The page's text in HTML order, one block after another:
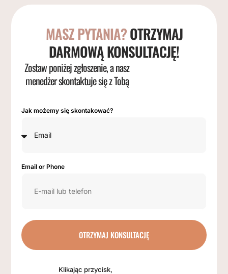
MASZ PYTANIA?OTRZYMAJ
DARMOWĄ KONSULTACJĘ!
Zostaw poniżej zgłoszenie, a nasz
menedżer skontaktuje się z Tobą
Jak możemy się skontakować?
Email or Phone
OTRZYMAJ KONSULTACJĘ
Klikając przycisk,